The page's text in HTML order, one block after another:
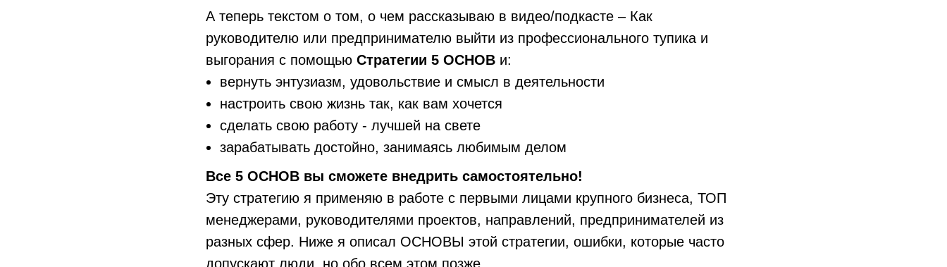
А теперь текстом о том, о чем рассказываю в видео/подкасте – Как
руководителю или предпринимателю выйти из профессионального тупика и
выгорания с помощью Стратегии 5 ОСНОВ и:
вернуть энтузиазм, удовольствие и смысл в деятельности
настроить свою жизнь так, как вам хочется
сделать свою работу - лучшей на свете
зарабатывать достойно, занимаясь любимым делом
Все 5 ОСНОВ вы сможете внедрить самостоятельно!
Эту стратегию я применяю в работе с первыми лицами крупного бизнеса, ТОП
менеджерами, руководителями проектов, направлений, предпринимателей из
разных сфер. Ниже я описал ОСНОВЫ этой стратегии, ошибки, которые часто
допускают люди, но обо всем этом позже.